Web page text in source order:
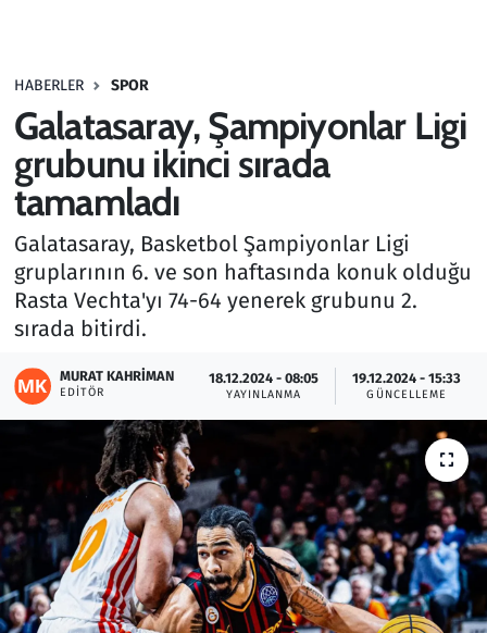
HABERLER SPOR
Galatasaray, Şampiyonlar Ligi
grubunu ikinci sırada
tamamladı
Galatasaray, Basketbol Şampiyonlar Ligi
gruplarının 6. ve son haftasında konuk olduğu
Rasta Vechta'yı 74-64 yenerek grubunu 2.
sırada bitirdi.
MURAT KAHRIMAN
EDITÖR
18.12.2024 - 08:05
YAYINLANMA
19.12.2024 - 15:33
GÜNCELLEME
Haber
Kültür Sanat
Kurumsal Haberler
Lezzet Durağı
Memur ve Kamu
Otomobil
Oyun
Ramazan
Resmi İlanlar
Rüya Tabirleri